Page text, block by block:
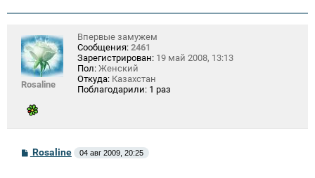
Rosaline
Впервые замужем
Сообщения: 2461
Зарегистрирован: 19 май 2008, 13:13
Пол: Женский
Откуда: Казахстан
Поблагодарили: 1 раз
СRosaline 04 авг 2009, 20:25